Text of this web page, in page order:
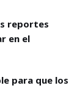
reportes
en el
para que los